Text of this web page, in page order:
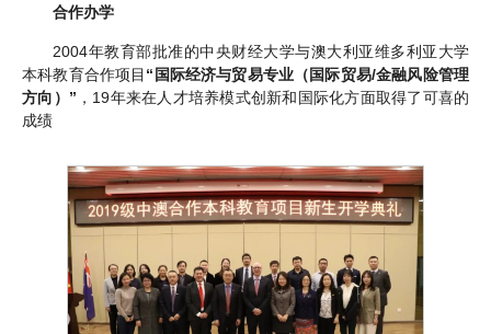
合作办学
2004年教育部批准的中央财经大学与澳大利亚维多利亚大学
本科教育合作项目 “国际经济与贸易专业（国际贸易/金融风险管理
方向）” ，19年来在人才培养模式创新和国际化方面取得了可喜的
成绩